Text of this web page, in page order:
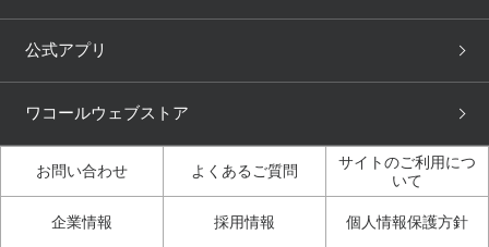
Licensed Brands
大人の工場見学inベトナム
人間科学研究開発センター見
学
ガイド（マンガ）
3Dボディスキャン体験（マ
公式アプリ
ワコールウェブストア
お問い合わせ よくあるご質問
サイトのご利用につ
いて
企業情報 採用情報 個人情報保護方針